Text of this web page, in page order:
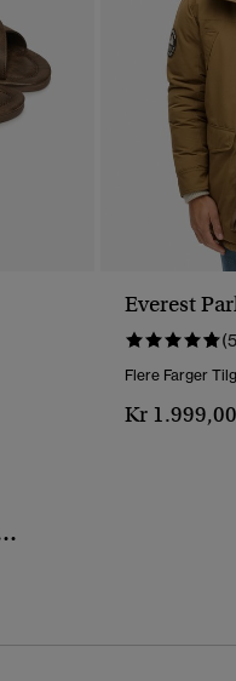
Everest
Flere Farger
Kr 1.999,00